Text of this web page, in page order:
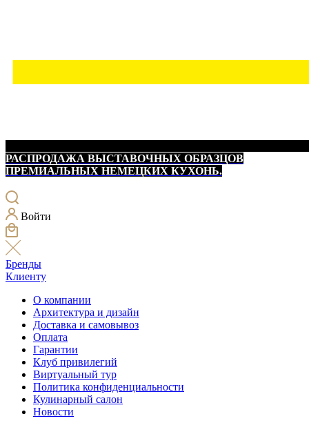
РАСПРОДАЖА ВЫСТАВОЧНЫХ ОБРАЗЦОВ
ПРЕМИАЛЬНЫХ НЕМЕЦКИХ КУХОНЬ.
Войти
Бренды
Клиенту
О компании
Архитектура и дизайн
Доставка и самовывоз
Оплата
Гарантии
Клуб привилегий
Виртуальный тур
Политика конфиденциальности
Кулинарный салон
Новости